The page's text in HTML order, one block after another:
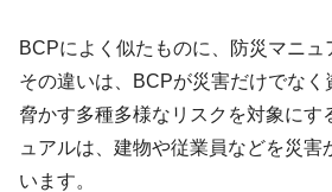
BCPによく似たものに、防災マニュ
その違いは、BCPが災害だけでなく
脅かす多種多様なリスクを対象にす
ュアルは、建物や従業員などを災害
います。